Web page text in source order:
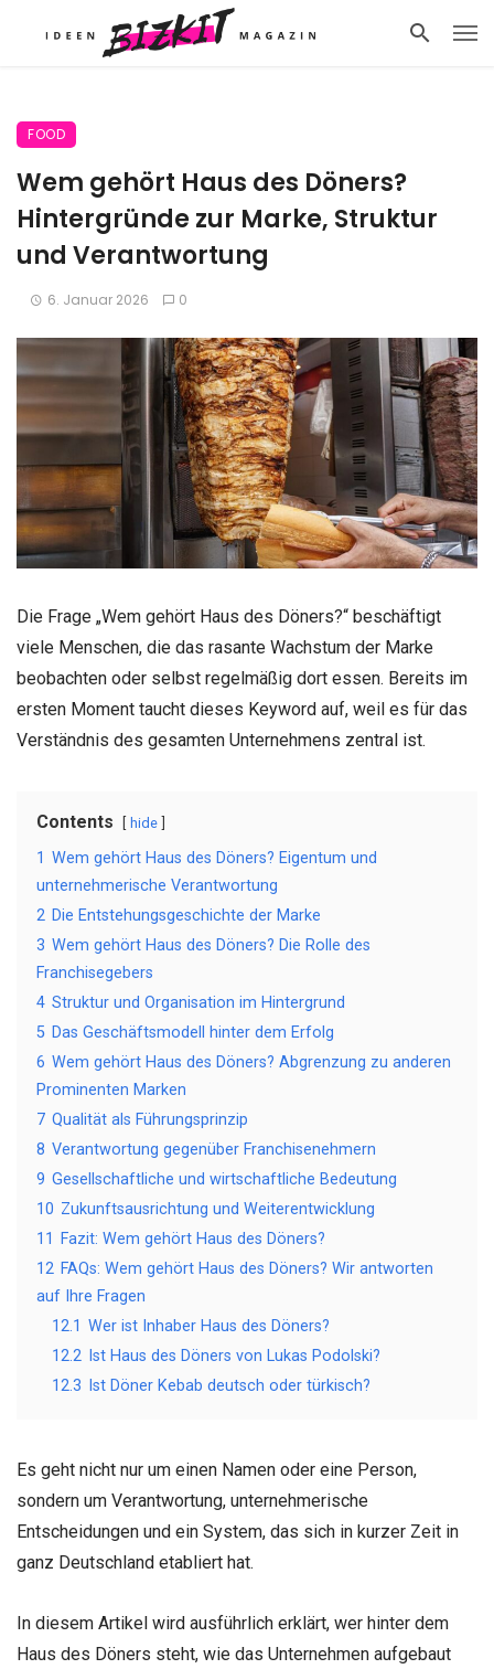
FOOD
Wem gehört Haus des Döners?
Hintergründe zur Marke, Struktur
und Verantwortung
6. Januar 2026 0
Die Frage „Wem gehört Haus des Döners?“ beschäftigt
viele Menschen, die das rasante Wachstum der Marke
beobachten oder selbst regelmäßig dort essen. Bereits im
ersten Moment taucht dieses Keyword auf, weil es für das
Verständnis des gesamten Unternehmens zentral ist.
Contents hide
1 Wem gehört Haus des Döners? Eigentum und
unternehmerische Verantwortung
2 Die Entstehungsgeschichte der Marke
3 Wem gehört Haus des Döners? Die Rolle des
Franchisegebers
4 Struktur und Organisation im Hintergrund
5 Das Geschäftsmodell hinter dem Erfolg
6 Wem gehört Haus des Döners? Abgrenzung zu anderen
Prominenten Marken
7 Qualität als Führungsprinzip
8 Verantwortung gegenüber Franchisenehmern
9 Gesellschaftliche und wirtschaftliche Bedeutung
10 Zukunftsausrichtung und Weiterentwicklung
11
Fazit: Wem gehört Haus des Döners?
12 FAQs: Wem gehört Haus des Döners? Wir antworten
auf Ihre Fragen
12.1 Wer ist Inhaber Haus des Döners?
12.2 Ist Haus des Döners von Lukas Podolski?
12.3
Ist Döner Kebab deutsch oder türkisch?
Es geht nicht nur um einen Namen oder eine Person,
sondern um Verantwortung, unternehmerische
Entscheidungen und ein System, das sich in kurzer Zeit in
ganz Deutschland etabliert hat.
In diesem Artikel wird ausführlich erklärt, wer hinter dem
Haus des Döners steht, wie das Unternehmen aufgebaut